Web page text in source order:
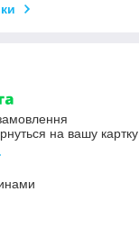
на вашу картку